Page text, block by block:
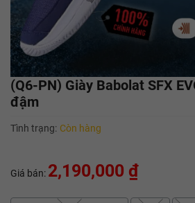
(Q6-PN) Giày Babolat SFX
đậm
Tình trạng: Còn hàng
Giá bán: 2,190,000 ₫